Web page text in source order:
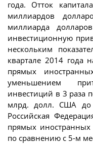
года. Отток
миллиардов
миллиарда
инвестиционную
нескольким
квартале 2014 года
прямых
уменьшением
инвестиций в 3 раза
млрд. долл. США
Российская
прямых
по сравнению с 5-м